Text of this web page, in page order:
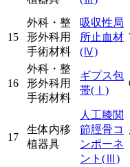
15
外科・整
形外科用
手術材料
吸収性局
所止血材
(Ⅳ)
16
外科・整
形外科用
手術材料
ギプス包
帯(Ⅰ)
17
生体内移
植器具
人工膝関
節脛骨コ
ンポーネ
ント (Ⅲ)